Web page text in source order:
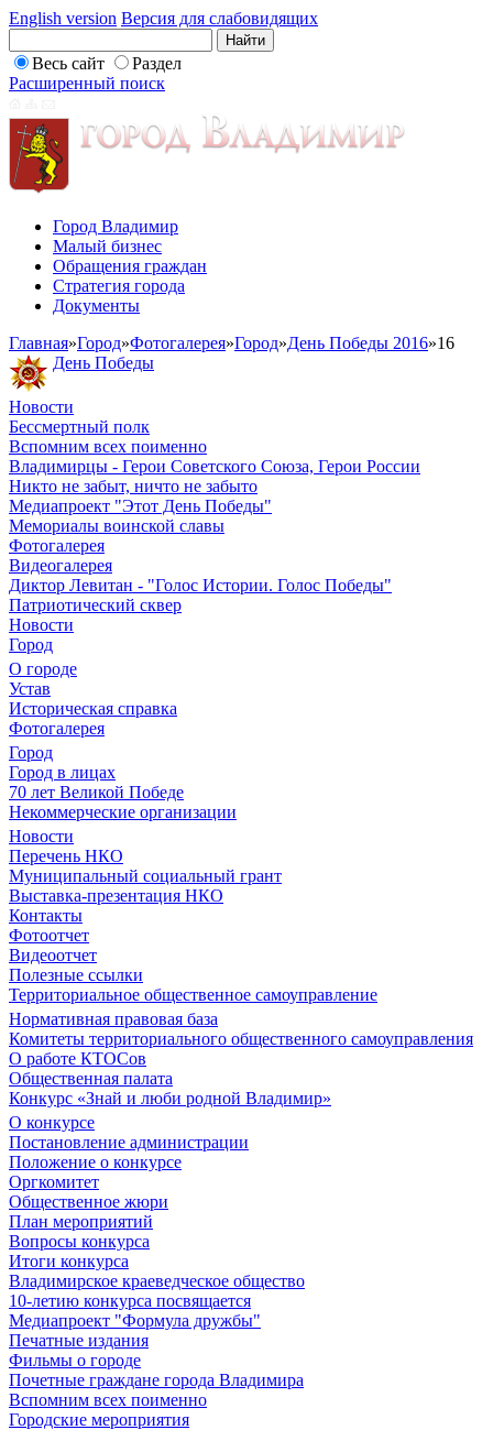
English version Версия для слабовидящих
Весь сайт
Раздел
Расширенный поиск
Город Владимир
Малый бизнес
Обращения граждан
Стратегия города
Документы
Главная»Город»Фотогалерея»Город»День Победы 2016»16
День Победы
Новости
Бессмертный полк
Вспомним всех поименно
Владимирцы - Герои Советского Союза, Герои России
Никто не забыт, ничто не забыто
Медиапроект "Этот День Победы"
Мемориалы воинской славы
Фотогалерея
Видеогалерея
Диктор Левитан - "Голос Истории. Голос Победы"
Патриотический сквер
Новости
Город
О городе
Устав
Историческая справка
Фотогалерея
Город
Город в лицах
70 лет Великой Победе
Некоммерческие организации
Новости
Перечень НКО
Муниципальный социальный грант
Выставка-презентация НКО
Контакты
Фотоотчет
Видеоотчет
Полезные ссылки
Территориальное общественное самоуправление
Нормативная правовая база
Комитеты территориального общественного самоуправления
О работе КТОСов
Общественная палата
Конкурс «Знай и люби родной Владимир»
О конкурсе
Постановление администрации
Положение о конкурсе
Оргкомитет
Общественное жюри
План мероприятий
Вопросы конкурса
Итоги конкурса
Владимирское краеведческое общество
10-летию конкурса посвящается
Медиапроект "Формула дружбы"
Печатные издания
Фильмы о городе
Почетные граждане города Владимира
Вспомним всех поименно
Городские мероприятия